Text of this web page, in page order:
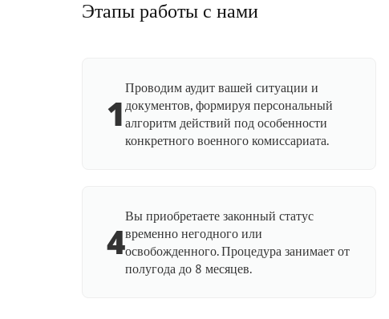
Этапы работы с нами
1
Проводим аудит вашей ситуации и
документов, формируя персональный
алгоритм действий под особенности
конкретного военного комиссариата.
4
Вы приобретаете законный статус
временно негодного или
освобожденного. Процедура занимает от
полугода до 8 месяцев.